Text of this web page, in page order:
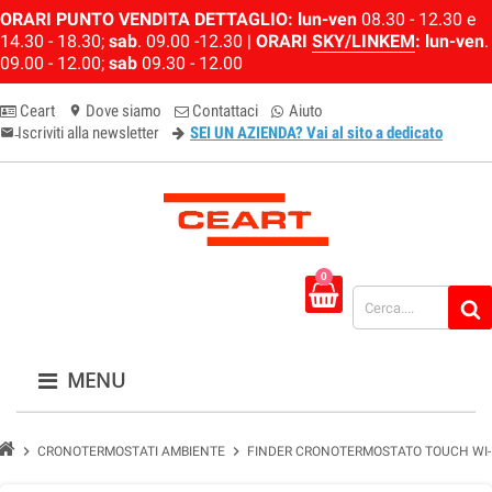
ORARI PUNTO VENDITA DETTAGLIO: lun-ven 08.30 - 12.30 e
14.30 - 18.30; sab. 09.00 -12.30 | ORARI SKY/LINKEM: lun-ven.
09.00 - 12.00; sab 09.30 - 12.00
Ceart location_on Dove siamo Contattaci Aiuto
email-newsletter
Iscriviti alla newsletter SEI UN AZIENDA? Vai al sito a dedicato
0
MENU
chevron_right CRONOTERMOSTATI AMBIENTE chevron_right FINDER CRONOTERMOSTATO TOUCH